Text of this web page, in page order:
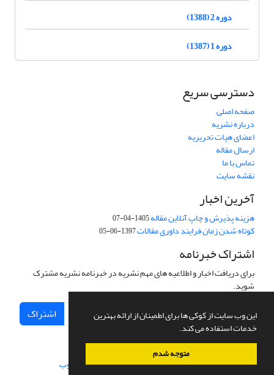
این وب سایت از کوکی ها برای اطمینان از ارائه بهترین
خدمات استفاده می کند.
متوجه شدم
دوره 2 (1388)
دوره 1 (1387)
دسترسی سریع
صفحه اصلی
درباره نشریه
اعضای هیات تحریریه
ارسال مقاله
تماس با ما
نقشه سایت
آخرین اخبار
هزینه پذیرش و چاپ آنلاین مقاله1405-04-07
کوتاه شدن زمان فرایند داوری مقالات1397-06-05
اشتراک خبرنامه
برای دریافت اخبار و اطلاعیه های مهم نشریه در خبرنامه نشریه مشترک
شوید.
اشتراک
سامانه مدیریت نشریات علمی.طراحی و پیاده سازی از سیناوب